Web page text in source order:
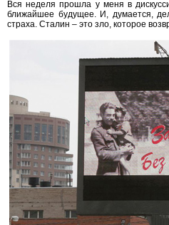
Вся неделя прошла у меня в
ближайшее будущее. И, думается,
страха. Сталин – это зло, которое